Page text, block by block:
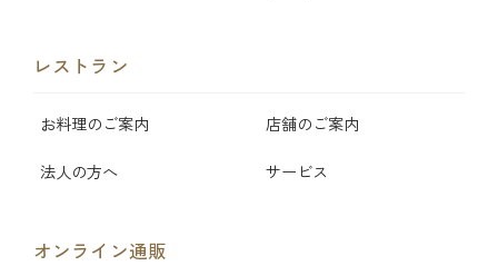
レストラン
お料理のご案内 店舗のご案内
法人の方へ サービス
オンライン通販